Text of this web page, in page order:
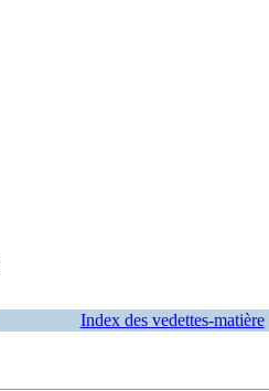
Index des vedettes-matière